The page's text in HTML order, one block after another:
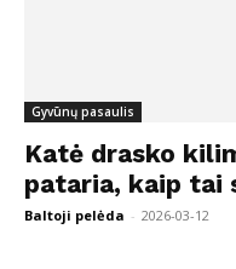
Gyvūnų pasaulis
Katė drasko
pataria, kaip tai
Baltoji pelėda - 2026-03-12